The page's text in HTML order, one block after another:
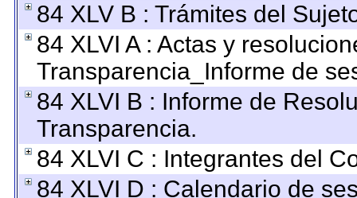
84 XLV B : Trámites del
84 XLVI A : Actas y
Transparencia_Informe de
84 XLVI B : Informe de
Transparencia.
84 XLVI C : Integrantes del
84 XLVI D : Calendario de